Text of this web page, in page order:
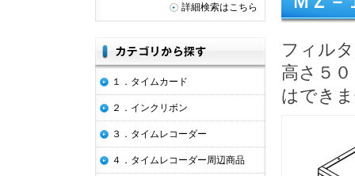
フィル
高さ５
はでき
詳細検索はこちら
１．タイムカード
２．インクリボン
３．タイムレコーダー
４．タイムレコーダー周辺商品